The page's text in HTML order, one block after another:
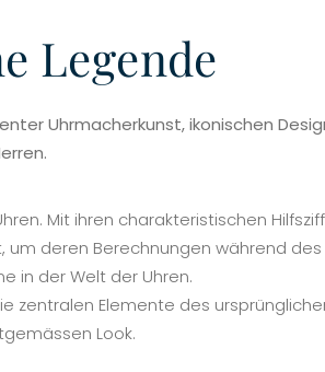
Legende
Uhrmacherkunst, ikonischen
Mit ihren charakteristischen
um deren Berechnungen während
in der Welt der Uhren.
zentralen Elemente des
Look.